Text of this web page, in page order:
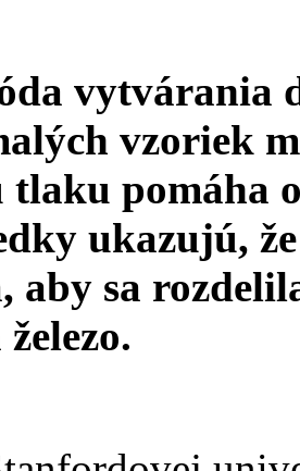
vytvárania
vzoriek
tlaku pomáha
ukazujú,
aby sa